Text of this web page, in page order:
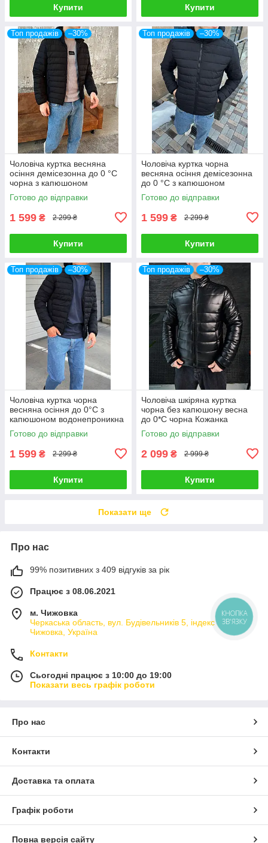
Купити Купити
Топ продажів –30%
Чоловіча куртка весняна
осіння демісезонна до 0 °C
чорна з капюшоном
водонепроникна
Готово до відправки
1 599 ₴ 2 299 ₴
Купити
Топ продажів –30%
Чоловіча куртка чорна
весняна осіння демісезонна
до 0 °C з капюшоном
водонепроникна
Готово до відправки
1 599 ₴ 2 299 ₴
Купити
Топ продажів –30%
Чоловіча куртка чорна
весняна осіння до 0°C з
капюшоном водонепроникна
Вітровка чоловіча
демісезонна
Готово до відправки
1 599 ₴ 2 299 ₴
Купити
Топ продажів –30%
Чоловіча шкіряна куртка
чорна без капюшону весна
до 0*С чорна Кожанка
чоловічий демісезонна
Готово до відправки
2 099 ₴ 2 999 ₴
Купити
Показати ще
Про нас
99% позитивних з 409 відгуків за рік
Працює з 08.06.2021
м. Чижовка
Черкаська область, вул. Будівельників 5, індекс 20230,
Чижовка, Україна
Контакти
Сьогодні працює з 10:00 до 19:00
Показати весь графік роботи
Про нас
Контакти
Доставка та оплата
Графік роботи
Повна версія сайту
КНОПКА
ЗВ'ЯЗКУ